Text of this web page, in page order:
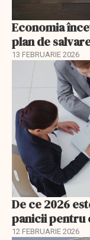
Economia
plan de
13 FEBRUARIE 2026
De ce 2026
panicii pentru
12 FEBRUARIE 2026